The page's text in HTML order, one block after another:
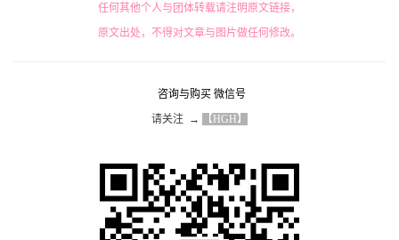
任何其他个人与团体转载请注明原文链接，
原文出处，不得对文章与图片做任何修改。
咨询与购买 微信号
请关注  → 【HGH】